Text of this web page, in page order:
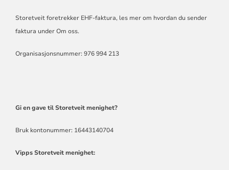
Storetveit foretrekker EHF-faktura, les mer om hvordan du sender
faktura under Om oss.
Organisasjonsnummer: 976 994 213
Gi en gave til Storetveit menighet?
Bruk kontonummer: 16443140704
Vipps Storetveit menighet: